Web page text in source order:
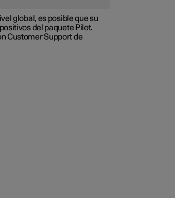
global, es posible que su
del paquete Pilot.
Customer Support de